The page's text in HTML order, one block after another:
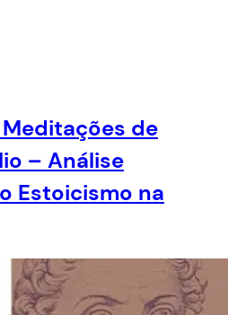
de
– Análise
Estoicismo na